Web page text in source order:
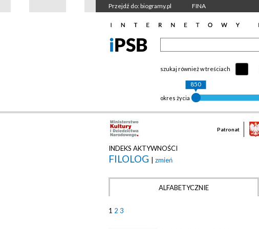
Przejdź do: biogramy.pl FINA
szukaj również w treściach
okres życia
850
Patronat
INDEKS AKTYWNOŚCI
FILOLOG zmień
ALFABETYCZNIE
1 2 3